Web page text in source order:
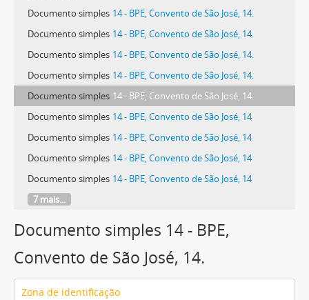
Documento simples 14 - BPE, Convento de São José, 14.
Documento simples 14 - BPE, Convento de São José, 14.
Documento simples 14 - BPE, Convento de São José, 14.
Documento simples 14 - BPE, Convento de São José, 14.
Documento simples 14 - BPE, Convento de São José, 14.
Documento simples 14 - BPE, Convento de São José, 14
Documento simples 14 - BPE, Convento de São José, 14
Documento simples 14 - BPE, Convento de São José, 14
Documento simples 14 - BPE, Convento de São José, 14
7 mais...
Documento simples 14 - BPE,
Convento de São José, 14.
Zona de identificação